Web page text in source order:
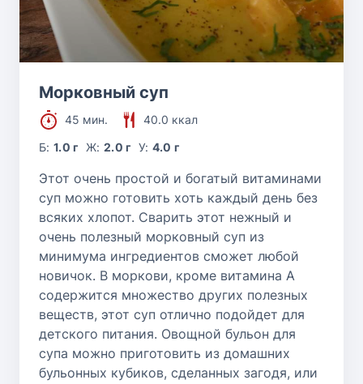
Морковный суп
45 мин.
40.0 ккал
Б:1.0 г Ж: 2.0 г У: 4.0 г
Этот очень простой и богатый витаминами
суп можно готовить хоть каждый день без
всяких хлопот. Сварить этот нежный и
очень полезный морковный суп из
минимума ингредиентов сможет любой
новичок. В моркови, кроме витамина А
содержится множество других полезных
веществ, этот суп отлично подойдет для
детского питания. Овощной бульон для
супа можно приготовить из домашних
бульонных кубиков, сделанных загодя, или